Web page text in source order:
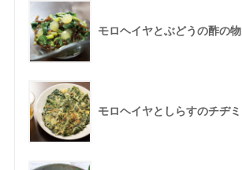
モロヘイヤとぶどうの酢の物
モロヘイヤとしらすのチヂミ